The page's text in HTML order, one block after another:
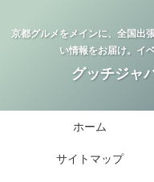
京都グルメをメインに、全国出
い情報をお届け。イ
グッチジャ
ホーム
サイトマップ